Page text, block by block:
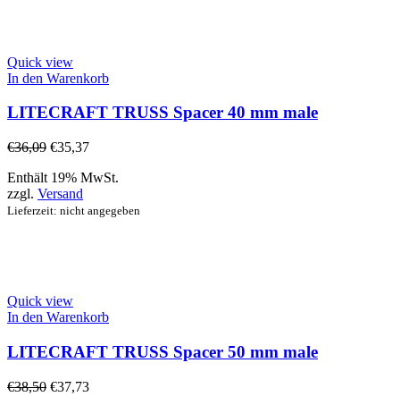
Quick view
In den Warenkorb
LITECRAFT TRUSS Spacer 40 mm male
€36,09 €35,37
Enthält 19% MwSt.
zzgl. Versand
Lieferzeit: nicht angegeben
Quick view
In den Warenkorb
LITECRAFT TRUSS Spacer 50 mm male
€38,50 €37,73